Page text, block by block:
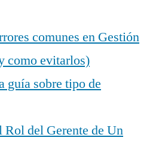
comunes en Gestión
como evitarlos)
guía sobre tipo de
Rol del Gerente de Un